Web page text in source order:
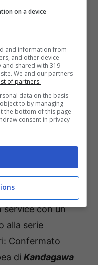
un Jet
l’angolo tra
per i vostri Jet,
service con un
alla serie
Confermato
di Kandagawa
on a device
and information from
and other device
and shared with 319
We and our partners
of partners.
data on the basis
to by managing
the bottom of this page
consent in privacy